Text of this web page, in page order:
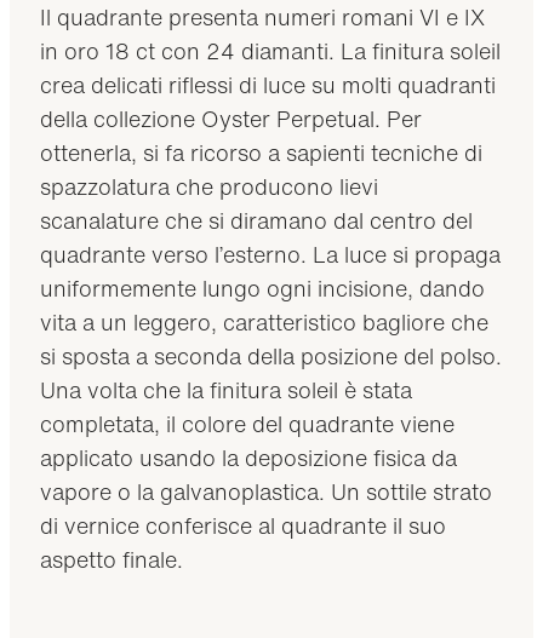
Il quadrante presenta numeri romani VI e IX
in oro 18 ct con 24 diamanti. La finitura soleil
crea delicati riflessi di luce su molti quadranti
della collezione Oyster Perpetual. Per
ottenerla, si fa ricorso a sapienti tecniche di
spazzolatura che producono lievi
scanalature che si diramano dal centro del
quadrante verso l’esterno. La luce si propaga
uniformemente lungo ogni incisione, dando
vita a un leggero, caratteristico bagliore che
si sposta a seconda della posizione del polso.
Una volta che la finitura soleil è stata
completata, il colore del quadrante viene
applicato usando la deposizione fisica da
vapore o la galvanoplastica. Un sottile strato
di vernice conferisce al quadrante il suo
aspetto finale.